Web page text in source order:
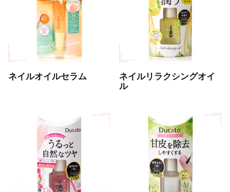
ネイルオイルセラム
ネイルリラクシングオイ
ル